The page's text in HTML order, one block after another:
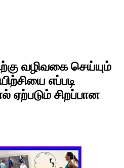
வழிவகை செய்யும்
எப்படி
சிறப்பான